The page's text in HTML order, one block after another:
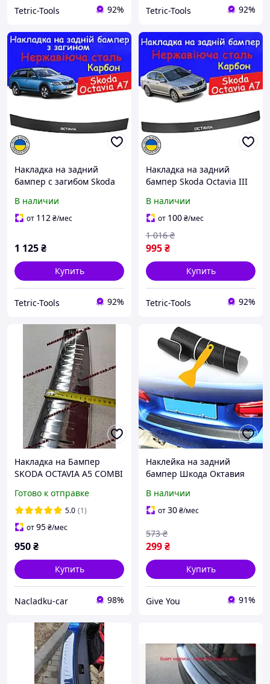
Tetric-Tools 92% Tetric-Tools 92%
Накладка на задний
бампер с загибом Skoda
Октавия А7 2013-2020
универсал Тюнинг
защитная
В наличии
от 112₴/мес
1 125₴
Купить
Tetric-Tools 92%
Накладка на задний
бампер Skoda Octavia III
2020 Накладка карбон
защитная
В наличии
от 100₴/мес
995₴
1 016 ₴
Купить
Tetric-Tools 92%
Накладка на Бампер
SKODA OCTAVIA A5 COMBI
Октавия А5 Универсал
Нержавейка Турция
Готово к отправке
5.0 (1)
от95₴/мес
950₴
Купить
Nacladku-car 98%
Наклейка на задний
бампер Шкода Октавия
накладка бампера
защитная
В наличии
от30₴/мес
299₴
573 ₴
Купить
Give You 91%